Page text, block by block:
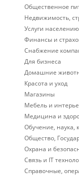
Общественное
Недвижимость,
Услуги населению
Финансы и
Снабжение
Для бизнеса
Домашние
Красота и уход
Магазины
Мебель и
Медицина и
Обучение, наука,
Общество,
Охрана и
Связь и IT
Справочные,